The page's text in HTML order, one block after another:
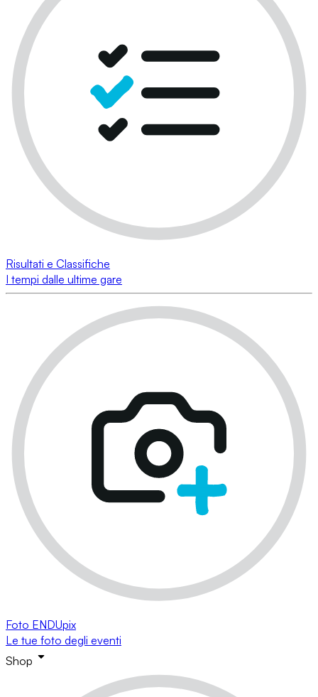
Risultati e Classifiche
I tempi dalle ultime gare
Foto ENDUpix
Le tue foto degli eventi
Shop